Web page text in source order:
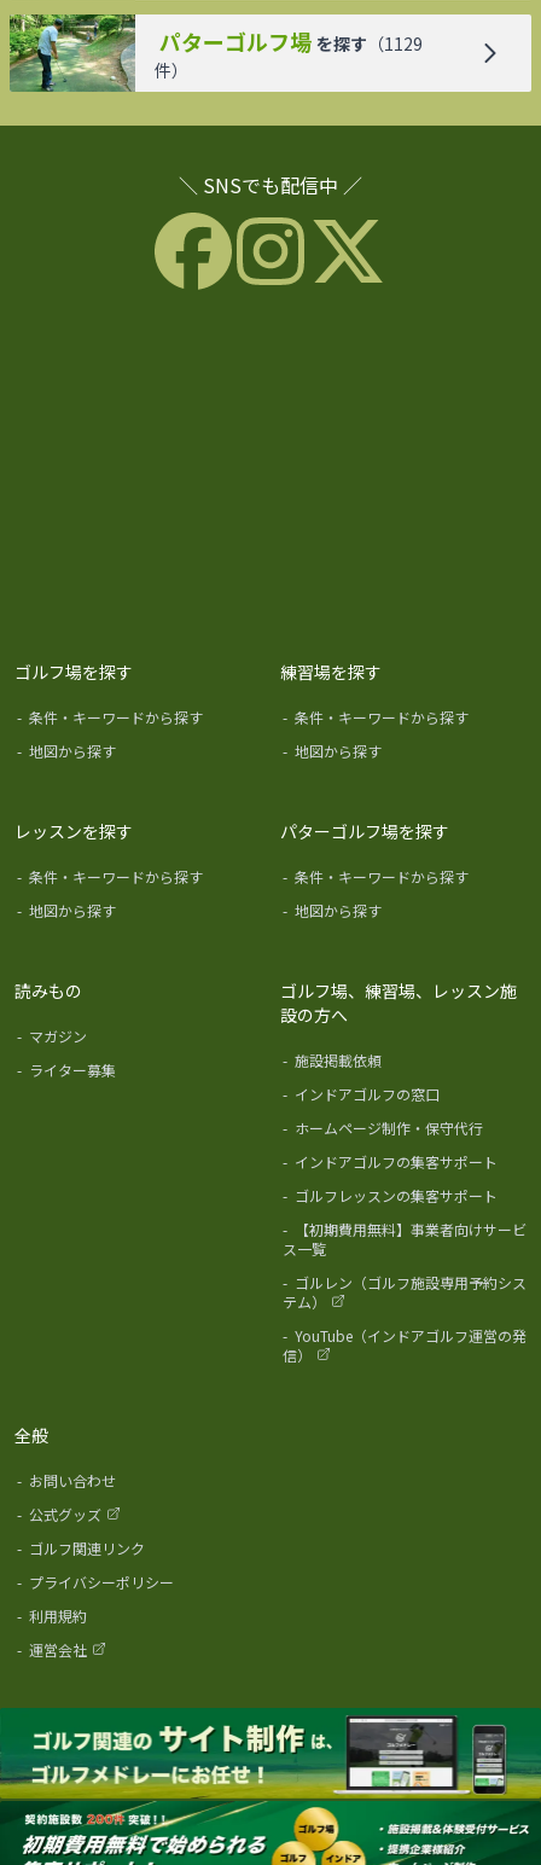
パターゴルフ場 を探す （1129
件）
＼ SNSでも配信中 ／
ゴルフ場を探す
- 条件・キーワードから探す
- 地図から探す
練習場を探す
- 条件・キーワードから探す
- 地図から探す
レッスンを探す
- 条件・キーワードから探す
- 地図から探す
パターゴルフ場を探す
- 条件・キーワードから探す
- 地図から探す
読みもの
- マガジン
- ライター募集
ゴルフ場、練習場、レッスン施
設の方へ
- 施設掲載依頼
- インドアゴルフの窓口
- ホームページ制作・保守代行
- インドアゴルフの集客サポート
- ゴルフレッスンの集客サポート
-
【初期費用無料】事業者向けサービ
ス一覧
- ゴルレン（ゴルフ施設専用予約シス
テム）
- YouTube（インドアゴルフ運営の発
信）
全般
- お問い合わせ
- 公式グッズ
- ゴルフ関連リンク
- プライバシーポリシー
- 利用規約
- 運営会社